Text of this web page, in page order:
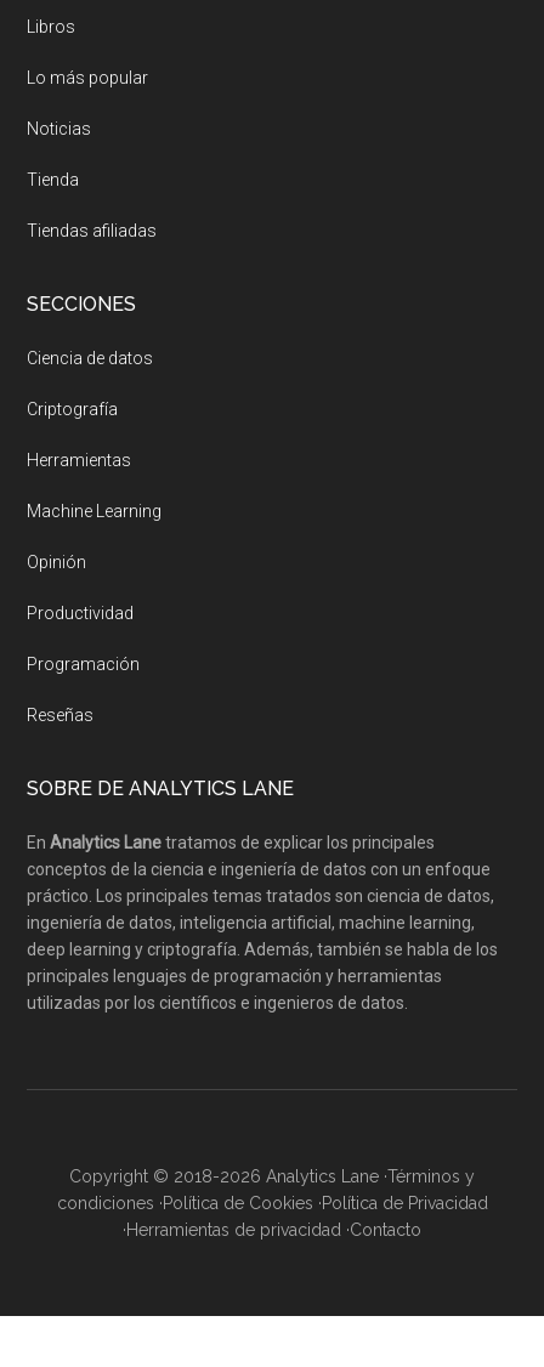
Libros
Lo más popular
Noticias
Tienda
Tiendas afiliadas
SECCIONES
Ciencia de datos
Criptografía
Herramientas
Machine Learning
Opinión
Productividad
Programación
Reseñas
SOBRE DE ANALYTICS LANE
EnAnalytics Lanetratamos de explicar los principales
conceptos de la ciencia e ingeniería de datos con un enfoque
práctico. Los principales temas tratados son ciencia de datos,
ingeniería de datos, inteligencia artificial, machine learning,
deep learning y criptografía. Además, también se habla de los
principales lenguajes de programación y herramientas
utilizadas por los científicos e ingenieros de datos.
Copyright © 2018-2026 Analytics Lane ·Términos y
condiciones ·Política de Cookies ·Política de Privacidad
·Herramientas de privacidad ·Contacto